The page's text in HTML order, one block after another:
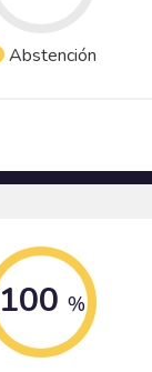
Abstención
%